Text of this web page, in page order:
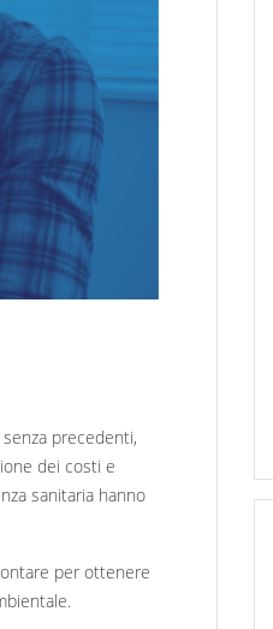
precedenti,
dei costi e
sanitaria hanno
per ottenere